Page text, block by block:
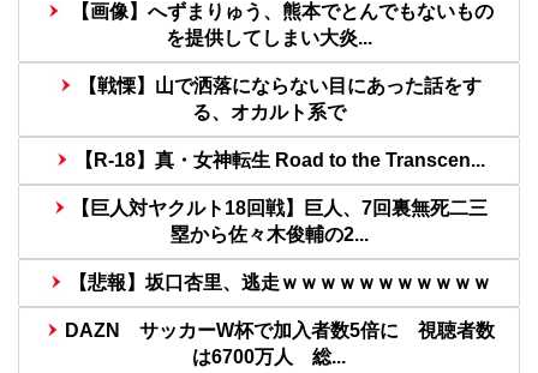
【画像】へずまりゅう、熊本でとんでもないもの
を提供してしまい大炎...
【戦慄】山で洒落にならない目にあった話をす
る、オカルト系で
【R-18】真・女神転生 Road to the Transcen...
【巨人対ヤクルト18回戦】巨人、7回裏無死二三
塁から佐々木俊輔の2...
【悲報】坂口杏里、逃走ｗｗｗｗｗｗｗｗｗｗｗ
DAZN サッカーW杯で加入者数5倍に 視聴者数
は6700万人 総...